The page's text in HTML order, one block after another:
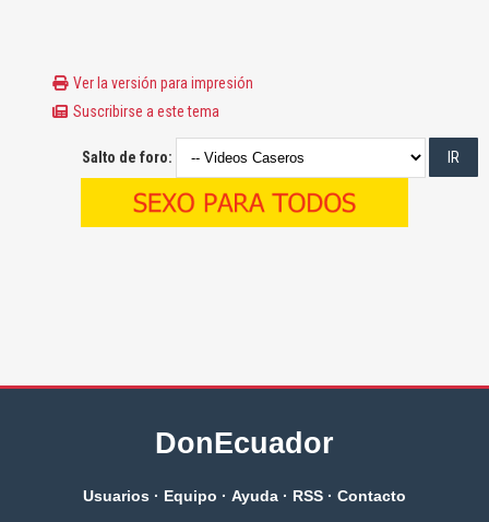
Ver la versión para impresión
Suscribirse a este tema
Salto de foro:
DonEcuador
Usuarios · Equipo · Ayuda · RSS · Contacto